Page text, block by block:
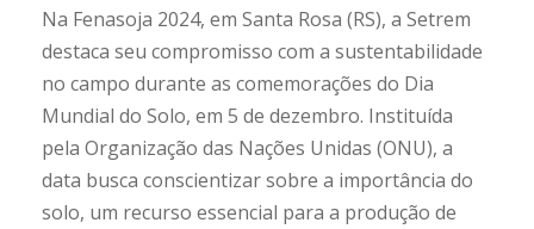
Na Fenasoja 2024, em Santa Rosa (RS), a Setrem
destaca seu compromisso com a sustentabilidade
no campo durante as comemorações do Dia
Mundial do Solo, em 5 de dezembro. Instituída
pela Organização das Nações Unidas (ONU), a
data busca conscientizar sobre a importância do
solo, um recurso essencial para a produção de